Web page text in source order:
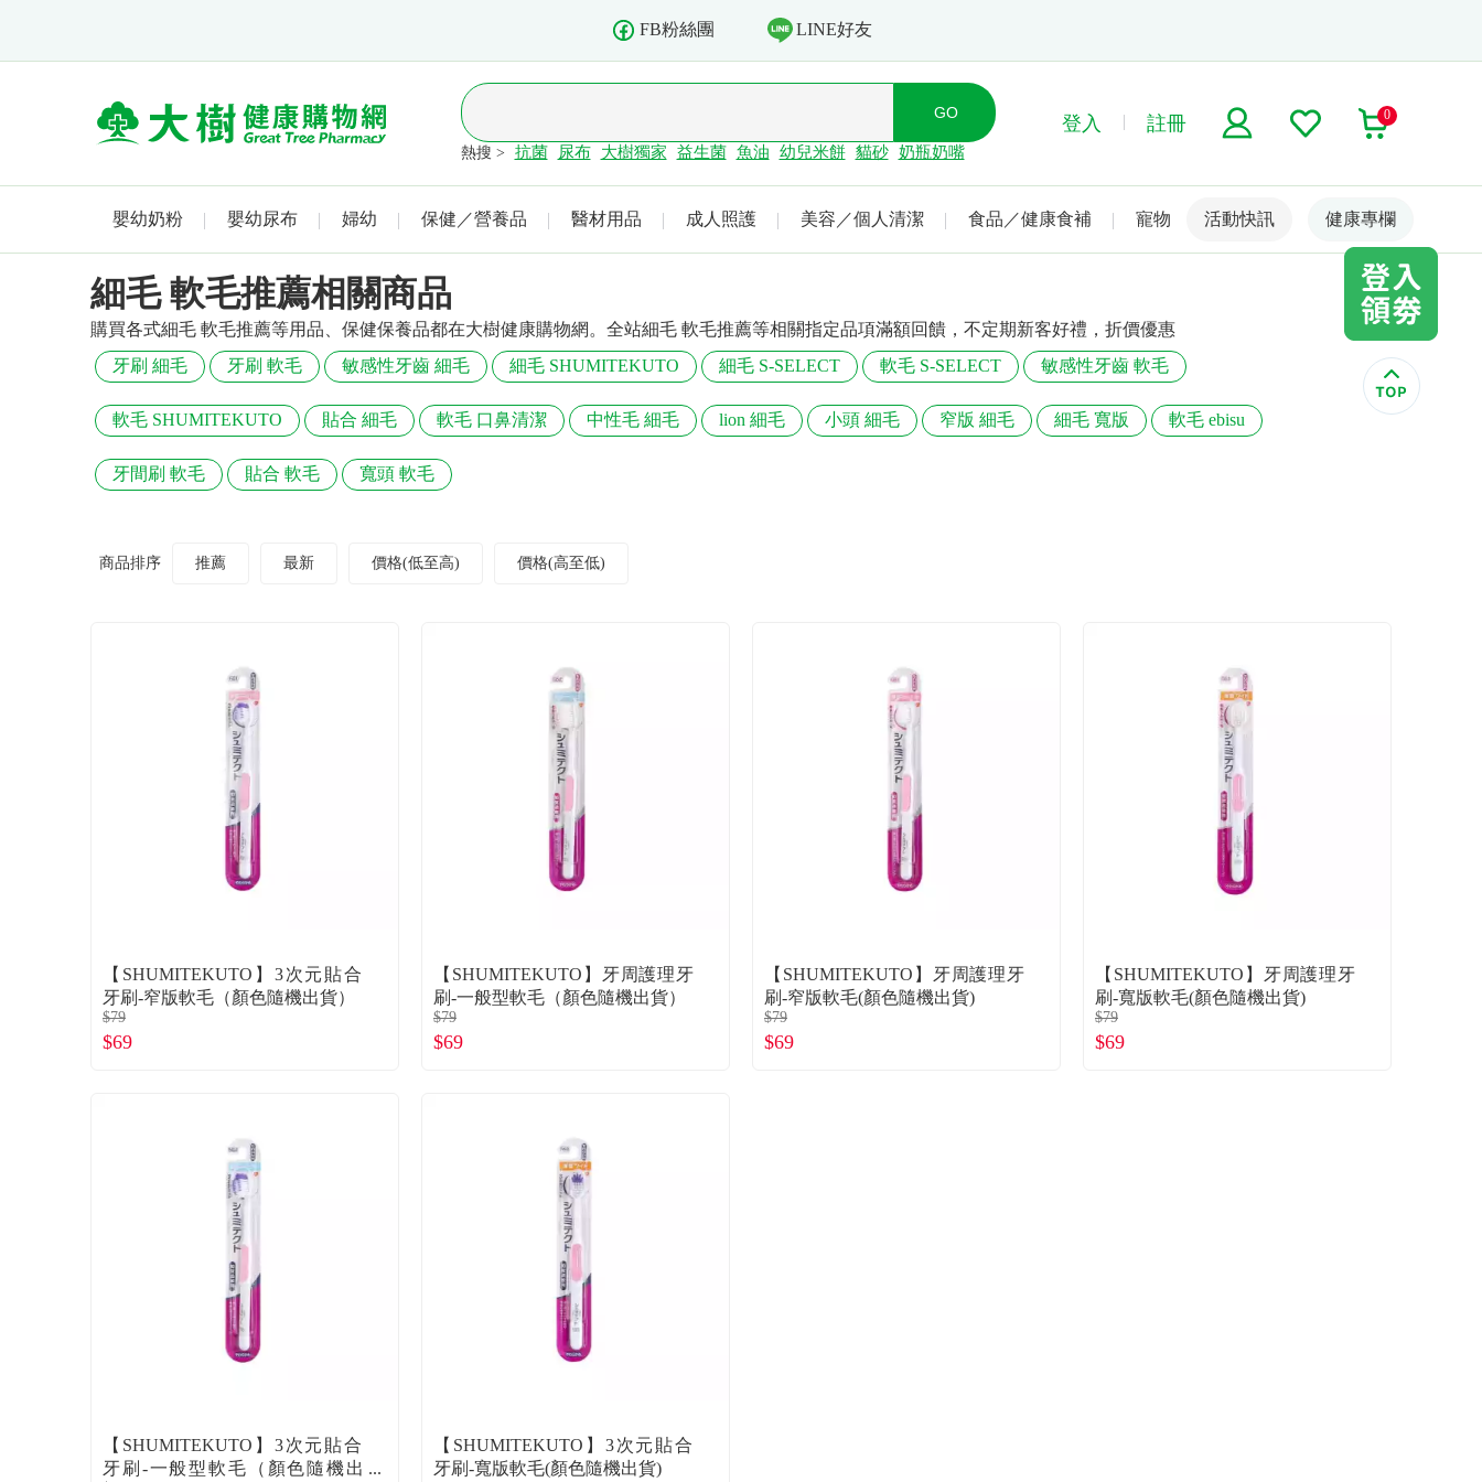
FB粉絲團 LINE好友
熱搜 > 抗菌 尿布 大樹獨家 益生菌 魚油 幼兒米餅 貓砂 奶瓶奶嘴
登入 註冊 0
嬰幼奶粉 嬰幼尿布 婦幼 保健／營養品 醫材用品 成人照護 美容／個人清潔 食品／健康食補 寵物 名人嚴選
活動快訊 健康專欄
細毛 軟毛推薦相關商品
購買各式細毛 軟毛推薦等用品、保健保養品都在大樹健康購物網。全站細毛 軟毛推薦等相關指定品項滿額回饋，不定期新客好禮，折價優惠
牙刷 細毛
牙刷 軟毛 敏感性牙齒 細毛 細毛 SHUMITEKUTO 細毛 S-SELECT 軟毛 S-SELECT 敏感性牙齒 軟毛
軟毛 SHUMITEKUTO 貼合 細毛 軟毛 口鼻清潔 中性毛 細毛 lion 細毛 小頭 細毛 窄版 細毛 細毛 寬版 軟毛 ebisu
牙間刷 軟毛 貼合 軟毛 寬頭 軟毛
商品排序 推薦 最新 價格(低至高) 價格(高至低)
【SHUMITEKUTO】3次元貼合
牙刷-窄版軟毛（顏色隨機出貨）
$79
$69
【SHUMITEKUTO】牙周護理牙
刷-一般型軟毛（顏色隨機出貨）
$79
$69
【SHUMITEKUTO】牙周護理牙
刷-窄版軟毛(顏色隨機出貨)
$79
$69
【SHUMITEKUTO】牙周護理牙
刷-寬版軟毛(顏色隨機出貨)
$79
$69
【SHUMITEKUTO】3次元貼合
牙刷-一般型軟毛（顏色隨機出
【SHUMITEKUTO】3次元貼合
牙刷-寬版軟毛(顏色隨機出貨)